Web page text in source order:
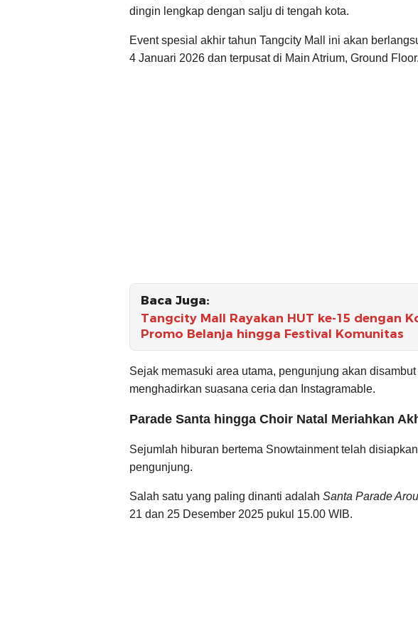
dingin lengkap dengan salju di tengah kota.
Event spesial akhir tahun Tangcity Mall ini akan
4 Januari 2026 dan terpusat di Main Atrium, Ground Floor.
Baca Juga:
Tangcity Mall Rayakan HUT ke-15 dengan
Promo Belanja hingga Festival Komunitas
Sejak memasuki area utama, pengunjung akan
menghadirkan suasana ceria dan Instagramable.
Parade Santa hingga Choir Natal Meriahkan
Sejumlah hiburan bertema Snowtainment telah
pengunjung.
Salah satu yang paling dinanti adalah Santa Parade
21 dan 25 Desember 2025 pukul 15.00 WIB.